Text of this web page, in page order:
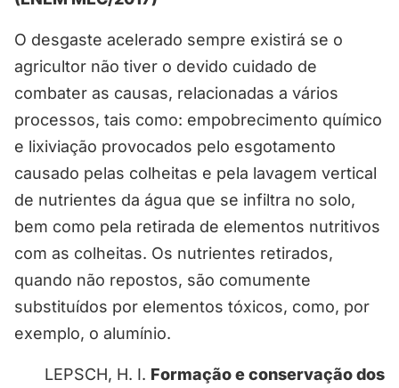
O desgaste acelerado sempre existirá se o
agricultor não tiver o devido cuidado de
combater as causas, relacionadas a vários
processos, tais como: empobrecimento químico
e lixiviação provocados pelo esgotamento
causado pelas colheitas e pela lavagem vertical
de nutrientes da água que se infiltra no solo,
bem como pela retirada de elementos nutritivos
com as colheitas. Os nutrientes retirados,
quando não repostos, são comumente
substituídos por elementos tóxicos, como, por
exemplo, o alumínio.
LEPSCH, H. I. Formação e conservação dos